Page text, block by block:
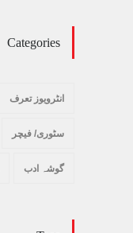
Categories
انٹرویوز تعرف
سٹوری/ فیچر
گوشہ ادب